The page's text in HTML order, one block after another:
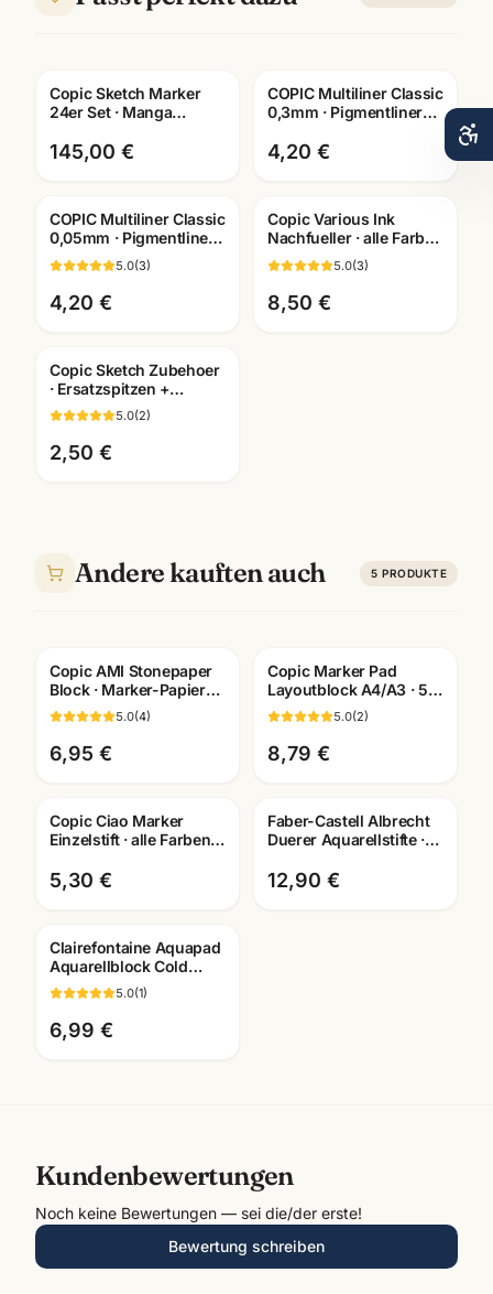
Copic Sketch Marker
24er Set · Manga
Farbkarte · Mannheim
145,00 €
COPIC Multiliner Classic
0,3mm · Pigmentliner
Farben wählbar
4,20 €
COPIC Multiliner Classic
0,05mm · Pigmentliner
dokumentenecht ·
Farben wählbar
5.0(3)
4,20 €
Copic Various Ink
Nachfueller · alle Farben
BV000-B99 ·
Künstlerbedarf
Mannheim
5.0(3)
8,50 €
Copic Sketch Zubehoer
· Ersatzspitzen +
Leermarker + Pinzette ·
Künstlerbedarf
Mannheim
5.0(2)
2,50 €
Andere kauften auch 5 PRODUKTE
Copic AMI Stonepaper
Block · Marker-Papier
aus Steinmehl ·
A6/A5/A4/A3 ·
Mannheim
5.0(4)
6,95 €
Copic Marker Pad
Layoutblock A4/A3 · 50
Blatt 75g/m² ·
Künstlerbedarf
Mannheim
5.0(2)
8,79 €
Copic Ciao Marker
Einzelstift · alle Farben +
Künstlerbedarf
5,30 €
Faber-Castell Albrecht
Duerer Aquarellstifte ·
Künstlerbedarf Man
12,90 €
Clairefontaine Aquapad
Aquarellblock Cold
Pressed · A6/A5/A4 ·
Künstlerbedarf
Mannheim
5.0(1)
6,99 €
Kundenbewertungen
Noch keine Bewertungen — sei die/der erste!
Bewertung schreiben